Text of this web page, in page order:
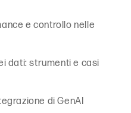
e controllo nelle
dati: strumenti e casi
di GenAI